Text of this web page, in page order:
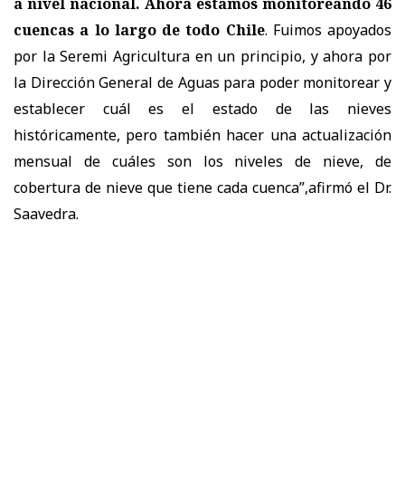
cuencas a lo largo de todo Chile. Fuimos apoyados
por la Seremi Agricultura en un principio, y ahora por
la Dirección General de Aguas para poder monitorear y
establecer cuál es el estado de las nieves
históricamente, pero también hacer una actualización
mensual de cuáles son los niveles de nieve, de
cobertura de nieve que tiene cada cuenca”,afirmó el Dr.
Saavedra.